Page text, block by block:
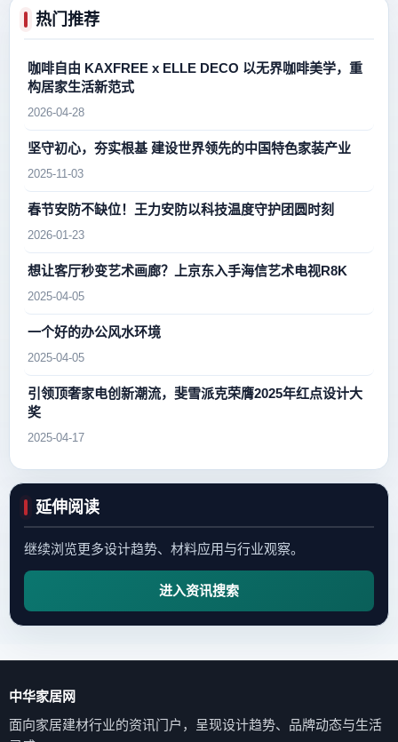
热门推荐
咖啡自由 KAXFREE x ELLE DECO 以无界咖啡美学，重
构居家生活新范式
2026-04-28
坚守初心，夯实根基 建设世界领先的中国特色家装产业
2025-11-03
春节安防不缺位！王力安防以科技温度守护团圆时刻
2026-01-23
想让客厅秒变艺术画廊？上京东入手海信艺术电视R8K
2025-04-05
一个好的办公风水环境
2025-04-05
引领顶奢家电创新潮流，斐雪派克荣膺2025年红点设计大
奖
2025-04-17
延伸阅读
继续浏览更多设计趋势、材料应用与行业观察。
进入资讯搜索
中华家居网
面向家居建材行业的资讯门户，呈现设计趋势、品牌动态与生活